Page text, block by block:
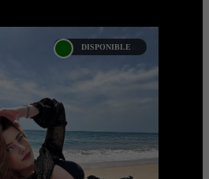
DISPONIBLE
NUEVA
modelo pertenece a
Privado Platinum.
de modelos con un
y perf ...